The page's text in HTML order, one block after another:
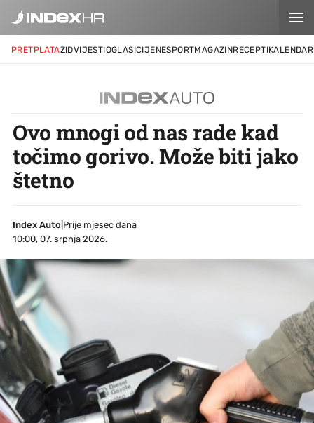
PRETPLATAZIDVIJESTIOGLASICIJENESPORTMAGAZINRECEPTIKALENDAR
Ovo mnogi od nas rade kad
točimo gorivo. Može biti jako
štetno
Index Auto
Prije mjesec dana
10:00, 07. srpnja 2026.